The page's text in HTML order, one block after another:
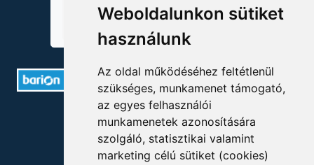
Weboldalunkon sütiket
használunk
Az oldal működéséhez feltétlenül
szükséges, munkamenet támogató,
az egyes felhasználói
munkamenetek azonosítására
szolgáló, statisztikai valamint
marketing célú sütiket (cookies)
ELÉRHETŐSÉGEK
+36 1 880 7600